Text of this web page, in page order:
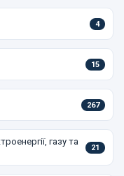
4
15
267
газу та
21